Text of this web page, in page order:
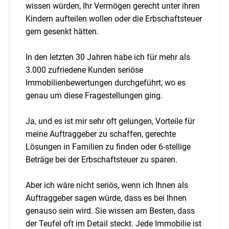
wissen würden, Ihr Vermögen gerecht unter ihren
Kindern aufteilen wollen oder die Erbschaftsteuer
gern gesenkt hätten.
In den letzten 30 Jahren habe ich für mehr als
3.000 zufriedene Kunden seriöse
Immobilienbewertungen durchgeführt, wo es
genau um diese Fragestellungen ging.
Ja, und es ist mir sehr oft gelungen, Vorteile für
meine Auftraggeber zu schaffen, gerechte
Lösungen in Familien zu finden oder 6-stellige
Beträge bei der Erbschaftsteuer zu sparen.
Aber ich wäre nicht seriös, wenn ich Ihnen als
Auftraggeber sagen würde, dass es bei Ihnen
genauso sein wird. Sie wissen am Besten, dass
der Teufel oft im Detail steckt. Jede Immobilie ist